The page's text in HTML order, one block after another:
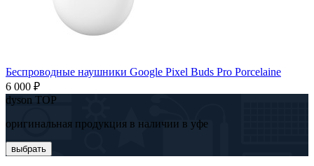
Беспроводные наушники Google Pixel Buds Pro Porcelaine
6 000 ₽
dyson TOP
оригинальная продукция в наличии в уфе
выбрать